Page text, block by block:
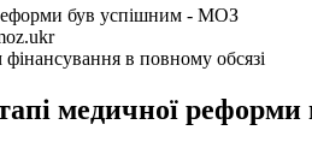
в повному обсязі
медичної